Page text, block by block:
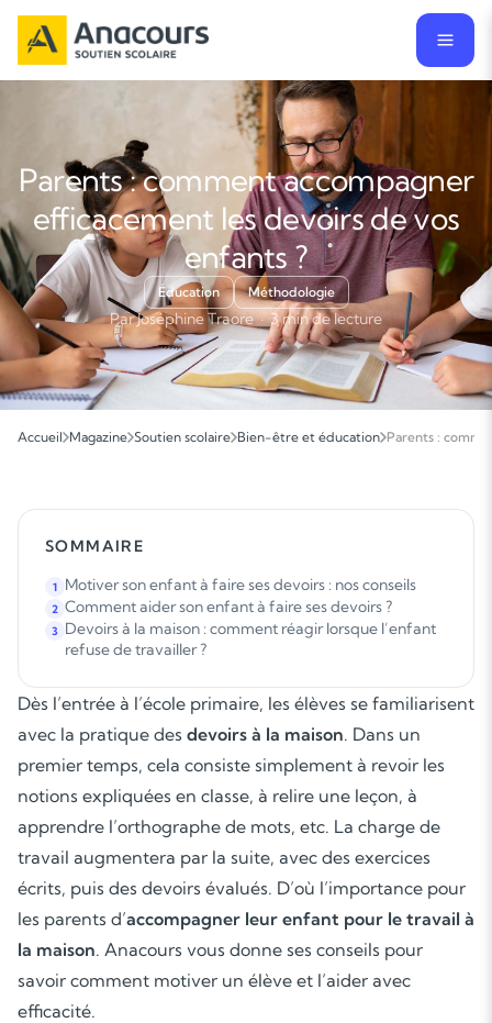
Parents : comment accompagner
efficacement les devoirs de vos
enfants ?
Éducation Méthodologie
Par Joséphine Traore · 3 min de lecture
Accueil Magazine Soutien scolaire Bien-être et éducation Parents :
SOMMAIRE
1 Motiver son enfant à faire ses devoirs : nos conseils
2 Comment aider son enfant à faire ses devoirs ?
3 Devoirs à la maison : comment réagir lorsque l’enfant
refuse de travailler ?
Dès l’entrée à l’école primaire, les élèves se familiarisent
avec la pratique des devoirs à la maison. Dans un
premier temps, cela consiste simplement à revoir les
notions expliquées en classe, à relire une leçon, à
apprendre l’orthographe de mots, etc. La charge de
travail augmentera par la suite, avec des exercices
écrits, puis des devoirs évalués. D’où l’importance pour
les parents d’accompagner leur enfant pour le travail à
la maison. Anacours vous donne ses conseils pour
savoir comment motiver un élève et l’aider avec
efficacité.